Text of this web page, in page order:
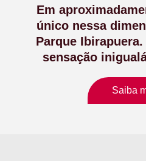
Em
único nessa
Parque
sensação
Saiba